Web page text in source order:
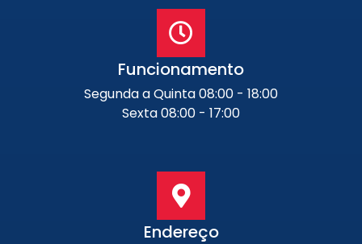
Funcionamento
Segunda a Quinta 08:00 - 18:00
Sexta 08:00 - 17:00
Endereço